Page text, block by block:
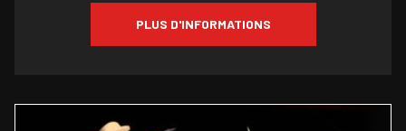
PLUS D'INFORMATIONS